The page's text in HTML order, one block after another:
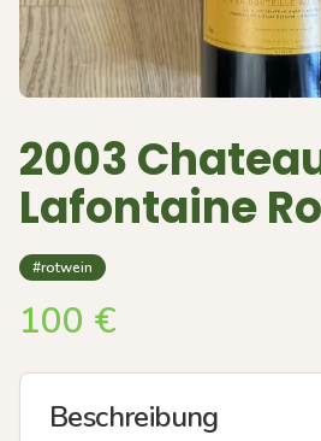
2003
Lafontaine
#rotwein
100 €
Beschreibung